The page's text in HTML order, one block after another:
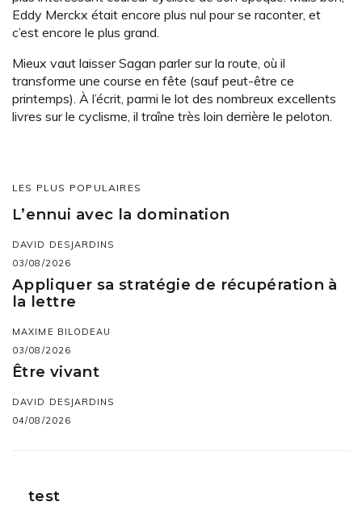
Eddy Merckx était encore plus nul pour se raconter, et
c’est encore le plus grand.
Mieux vaut laisser Sagan parler sur la route, où il
transforme une course en fête (sauf peut-être ce
printemps). À l’écrit, parmi le lot des nombreux excellents
livres sur le cyclisme, il traîne très loin derrière le peloton.
LES PLUS POPULAIRES
L’ennui avec la domination
DAVID DESJARDINS
03/08/2026
Appliquer sa stratégie de récupération à
la lettre
MAXIME BILODEAU
03/08/2026
Être vivant
DAVID DESJARDINS
04/08/2026
test